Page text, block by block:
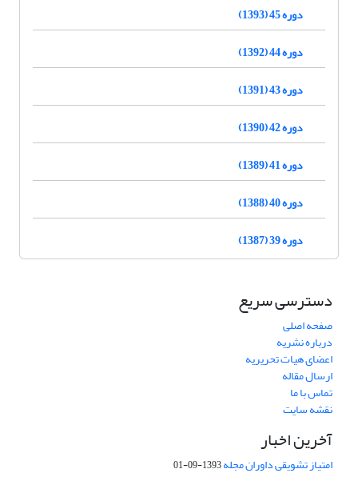
دوره 45 (1393)
دوره 44 (1392)
دوره 43 (1391)
دوره 42 (1390)
دوره 41 (1389)
دوره 40 (1388)
دوره 39 (1387)
دسترسی سریع
صفحه اصلی
درباره نشریه
اعضای هیات تحریریه
ارسال مقاله
تماس با ما
نقشه سایت
آخرین اخبار
امتیاز تشویقی داوران مجله1393-09-01